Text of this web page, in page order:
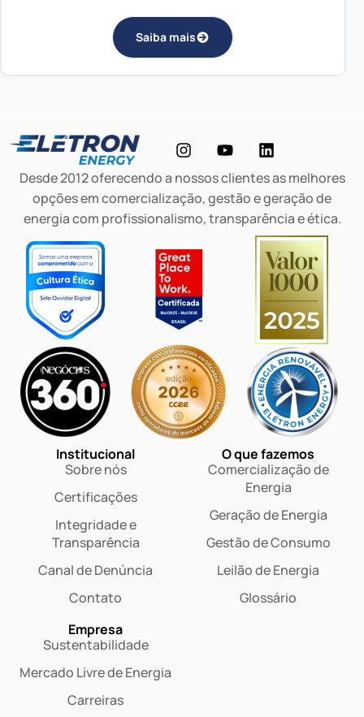
Saiba mais
Desde 2012 oferecendo a nossos clientes as melhores
opções em comercialização, gestão e geração de
energia com profissionalismo, transparência e ética.
Institucional
Sobre nós
Certificações
Integridade e
Transparência
Canal de Denúncia
Contato
O que fazemos
Comercialização de
Energia
Geração de Energia
Gestão de Consumo
Leilão de Energia
Glossário
Empresa
Sustentabilidade
Mercado Livre de Energia
Carreiras